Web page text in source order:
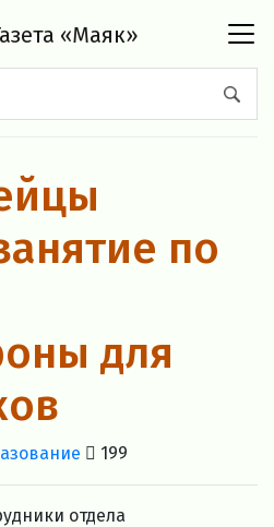
по
для
199
отдела